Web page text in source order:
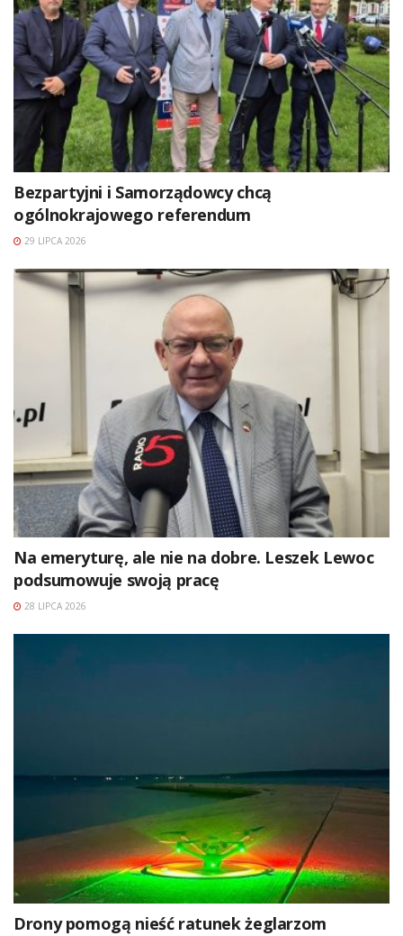
Bezpartyjni i Samorządowcy chcą
ogólnokrajowego referendum
29 LIPCA 2026
Na emeryturę, ale nie na dobre. Leszek Lewoc
podsumowuje swoją pracę
28 LIPCA 2026
Drony pomogą nieść ratunek żeglarzom